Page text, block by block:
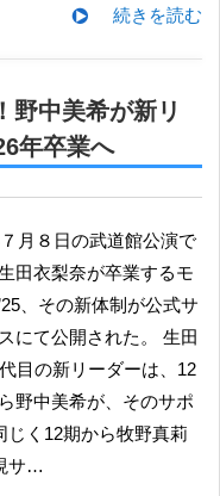
続きを読む
野中美希が新リ
年卒業へ
田衣梨奈が卒業するモ
、その新体制が公式サ
にて公開された。 生田
目の新リーダーは、12
野中美希が、そのサポ
じく12期から牧野真莉
サ…